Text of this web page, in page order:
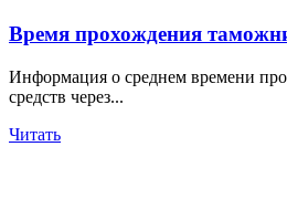
Время прохождения
Информация о среднем времени
средств через...
Читать